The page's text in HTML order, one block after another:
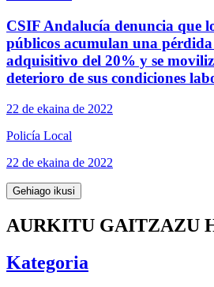
CSIF Andalucía denuncia que
públicos acumulan una
adquisitivo del 20% y se
deterioro de sus condiciones
22 de ekaina de 2022
Policía Local
22 de ekaina de 2022
Gehiago ikusi
AURKITU GAITZAZU
Kategoria